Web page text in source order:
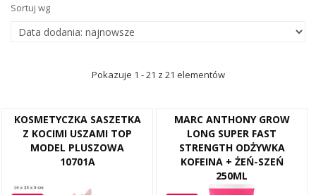
Sortuj wg
Pokazuje 1 - 21 z 21 elementów
KOSMETYCZKA SASZETKA
Z KOCIMI USZAMI TOP
MODEL PLUSZOWA
10701A
MARC ANTHONY GROW
LONG SUPER FAST
STRENGTH ODŻYWKA
KOFEINA + ŻEŃ-SZEŃ
250ML